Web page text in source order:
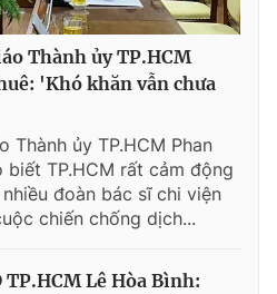
Thành ủy TP.HCM
'Khó khăn vẫn chưa
Thành ủy TP.HCM Phan
biết TP.HCM rất cảm động
đoàn bác sĩ chi viện
chiến chống dịch...
Lê Hòa Bình: